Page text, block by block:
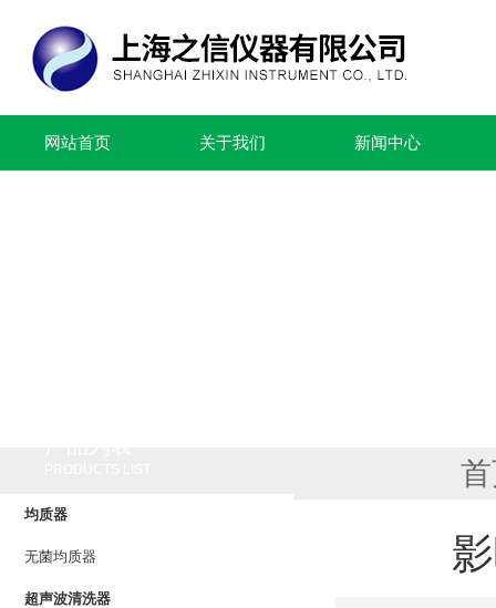
网站首页 关于我们 新闻中心
均质器
无菌均质器
超声波清洗器